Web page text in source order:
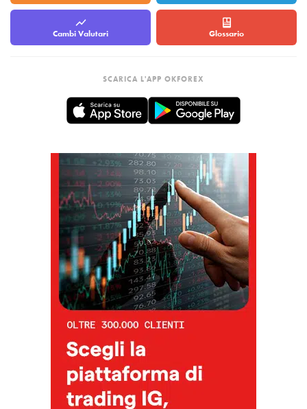
Cambi Valutari Glossario
SCARICA L'APP OKFOREX